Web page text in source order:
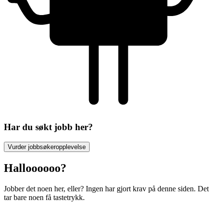
Har du søkt jobb her?
Vurder jobbsøkeropplevelse
Halloooooo?
Jobber det noen her, eller? Ingen har gjort krav på denne siden. Det
tar bare noen få tastetrykk.